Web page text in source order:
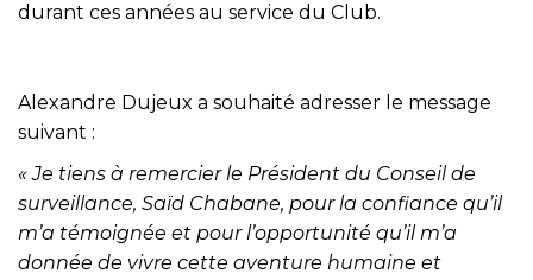
durant ces années au service du Club.
Alexandre Dujeux a souhaité adresser le message
suivant :
« Je tiens à remercier le Président du Conseil de
surveillance, Saïd Chabane, pour la confiance qu’il
m’a témoignée et pour l’opportunité qu’il m’a
donnée de vivre cette aventure humaine et